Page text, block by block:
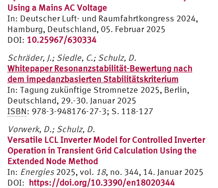
Using a Mains AC Voltage
In: Deutscher Luft- und Raumfahrtkongress 2024,
Hamburg, Deutschland, 05. Februar 2025
DOI: 10.25967/630334
Schräder, J.; Siedle, C.; Schulz, D.
Whitepaper Resonanzstabilität-Bewertung nach
dem impedanzbasierten Stabilitätskriterium
In: Tagung zukünftige Stromnetze 2025, Berlin,
Deutschland, 29.-30. Januar 2025
ISBN: 978-3-948176-27-3; S. 118-127
Vorwerk, D.; Schulz, D.
Versatile LCL Inverter Model for Controlled Inverter
Operation in Transient Grid Calculation Using the
Extended Node Method
In: Energies2025, vol. 18, no. 344, 14. Januar 2025
DOI: https://doi.org/10.3390/en18020344